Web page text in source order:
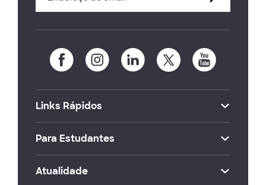
Links Rápidos
Para Estudantes
Atualidade